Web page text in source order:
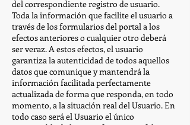
del correspondiente registro de usuario.
Toda la información que facilite el usuario a
través de los formularios del portal a los
efectos anteriores o cualquier otro deberá
ser veraz. A estos efectos, el usuario
garantiza la autenticidad de todos aquellos
datos que comunique y mantendrá la
información facilitada perfectamente
actualizada de forma que responda, en todo
momento, a la situación real del Usuario. En
todo caso será el Usuario el único